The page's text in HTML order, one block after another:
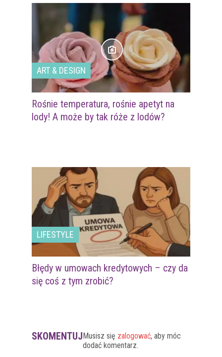
ART & DESIGN
Rośnie temperatura, rośnie apetyt na
lody! A może by tak róże z lodów?
LIFESTYLE
Błędy w umowach kredytowych – czy da
się coś z tym zrobić?
SKOMENTUJMusisz się zalogować, aby móc
dodać komentarz.